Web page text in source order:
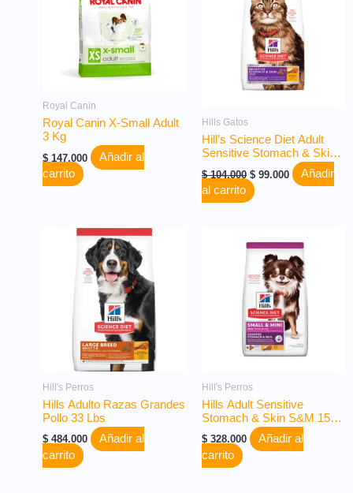
Royal Canin
Royal Canin X-Small Adult
3 Kg
$147.000
Añadir al
carrito
Hills Gatos
Hill’s Science Diet Adult
Sensitive Stomach & Skin
Gato 3,5 Lbs
$104.000 $99.000
Añadir
al carrito
Hill's Perros
Hills Adulto Razas Grandes
Pollo 33 Lbs
$484.000
Añadir al
carrito
Hill's Perros
Hills Adult Sensitive
Stomach & Skin S&M 15
Lbs
$328.000
Añadir al
carrito